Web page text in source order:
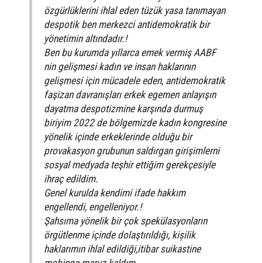
özgürlüklerini ihlal eden tüzük yasa tanımayan
despotik ben merkezci antidemokratik bir
yönetimin altındadır.!
Ben bu kurumda yıllarca emek vermiş AABF
nin gelişmesi kadın ve insan haklarının
gelişmesi için mücadele eden, antidemokratik
faşizan davranışları erkek egemen anlayışın
dayatma despotizmine karşında durmuş
biriyim 2022 de bölgemizde kadın kongresine
yönelik içinde erkeklerinde olduğu bir
provakasyon grubunun saldırgan girişimlerni
sosyal medyada teşhir ettiğim gerekçesiyle
ihraç edildim.
Genel kurulda kendimi ifade hakkım
engellendi, engelleniyor.!
Şahsıma yönelik bir çok spekülasyonların
örgütlenme içinde dolaştırıldığı, kișilik
haklarımın ihlal edildiği,itibar suikastine